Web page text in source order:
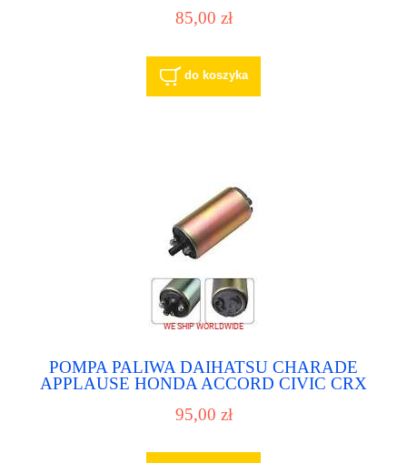
85,00 zł
do koszyka
POMPA PALIWA DAIHATSU CHARADE
APPLAUSE HONDA ACCORD CIVIC CRX
95,00 zł